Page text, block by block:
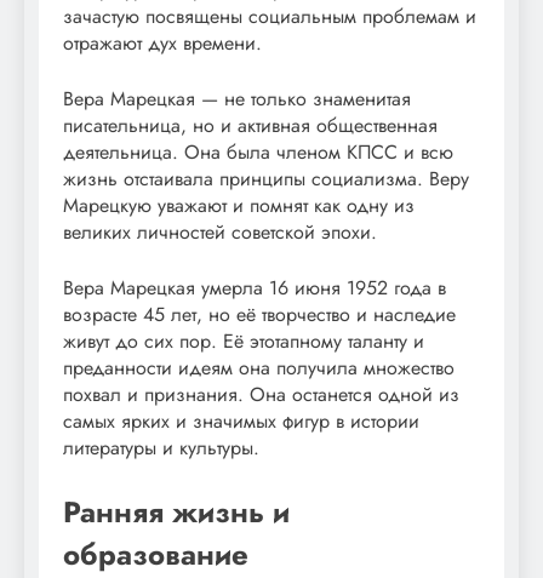
зачастую посвящены социальным проблемам и
отражают дух времени.
Вера Марецкая — не только знаменитая
писательница, но и активная общественная
деятельница. Она была членом КПСС и всю
жизнь отстаивала принципы социализма. Веру
Марецкую уважают и помнят как одну из
великих личностей советской эпохи.
Вера Марецкая умерла 16 июня 1952 года в
возрасте 45 лет, но её творчество и наследие
живут до сих пор. Её этотапному таланту и
преданности идеям она получила множество
похвал и признания. Она останется одной из
самых ярких и значимых фигур в истории
литературы и культуры.
Ранняя жизнь и
образование